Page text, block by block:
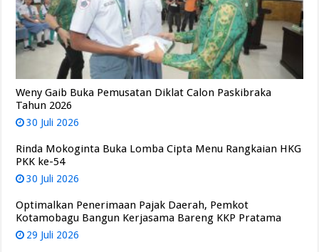
Weny Gaib Buka Pemusatan Diklat Calon Paskibraka
Tahun 2026
30 Juli 2026
Rinda Mokoginta Buka Lomba Cipta Menu Rangkaian HKG
PKK ke-54
30 Juli 2026
Optimalkan Penerimaan Pajak Daerah, Pemkot
Kotamobagu Bangun Kerjasama Bareng KKP Pratama
29 Juli 2026